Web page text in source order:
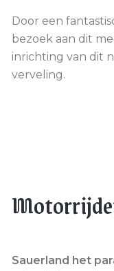
Door een
bezoek aan dit
inrichting van dit
verveling.
Sauerland het